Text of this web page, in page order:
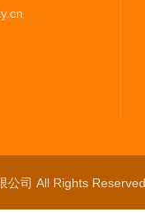
限公司 All Rights